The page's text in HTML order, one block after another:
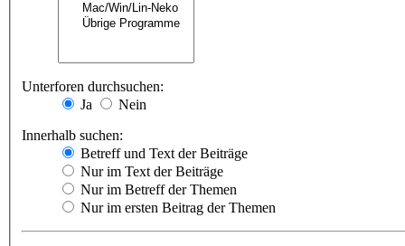
Unterforen durchsuchen:
Ja
Nein
Innerhalb suchen:
Betreff und Text der Beiträge
Nur im Text der Beiträge
Nur im Betreff der Themen
Nur im ersten Beitrag der Themen